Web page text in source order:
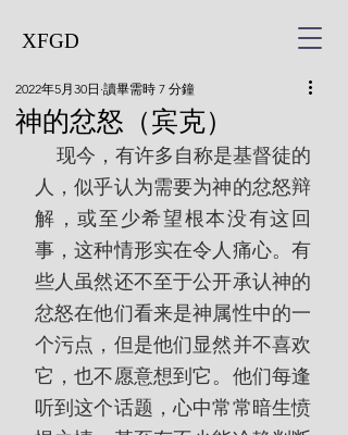
XFGD
神的忿怒（宾克）
2022年5月30日 讀畢需時 7 分鐘
人，似乎认为需要为神的忿怒辩
解，或至少希望根本没有这回
事，这种情形实在令人痛心。有
些人虽然还不至于公开承认神的
忿怒在他们看来是神属性中的一
个污点，但是他们显然并不喜欢
它，也不愿意想到它。他们每逢
听到这个话题，心中常常暗生愤